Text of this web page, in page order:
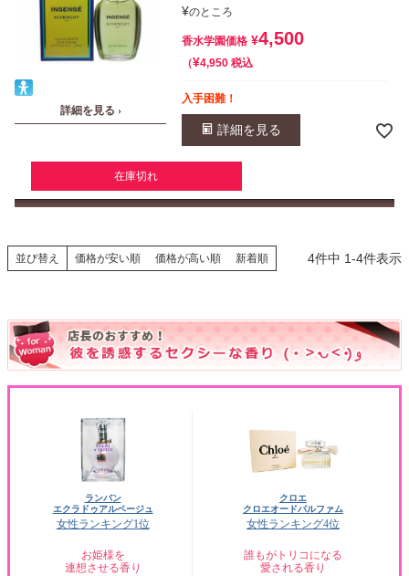
詳細を見る ›
¥のところ
香水学園価格 ¥4,500
¥4,950 税込
入手困難！
詳細を見る
在庫切れ
並び替え 価格が安い順 価格が高い順 新着順 4件中 1-4件表示
ランバン
エクラドゥアルページュ
女性ランキング1位
お姫様を
連想させる香り
クロエ
クロエオードパルファム
女性ランキング4位
誰もがトリコになる
愛される香り